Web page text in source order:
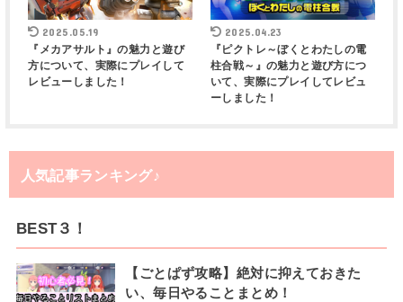
2025.05.19
『メカアサルト』の魅力と遊び
方について、実際にプレイして
レビューしました！
2025.04.23
『ピクトレ～ぼくとわたしの電
柱合戦～』の魅力と遊び方につ
いて、実際にプレイしてレビュ
ーしました！
人気記事ランキング♪
BEST３！
【ごとぱず攻略】絶対に抑えておきた
い、毎日やることまとめ！